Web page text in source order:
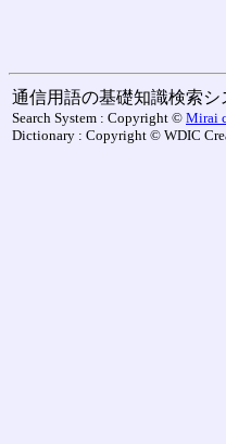
通信用語の基礎知識検索シ
Search System : Copyright © Mirai
Dictionary : Copyright © WDIC